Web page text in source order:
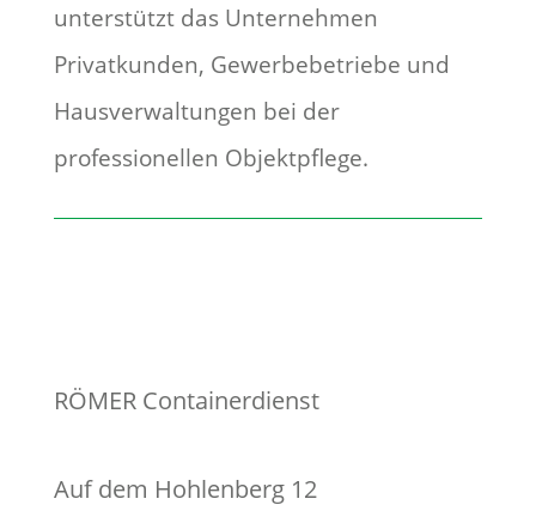
unterstützt das Unternehmen
Privatkunden, Gewerbebetriebe und
Hausverwaltungen bei der
professionellen Objektpflege.
RÖMER Containerdienst
Auf dem Hohlenberg 12